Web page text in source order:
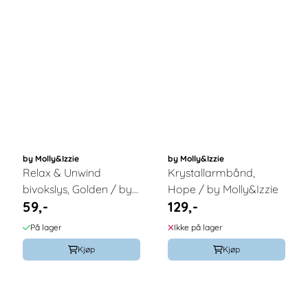
by Molly&Izzie
Relax & Unwind
bivokslys, Golden / by
Molly & Izzie
59,-
På lager
Kjøp
by Molly&Izzie
Krystallarmbånd,
Hope / by Molly&Izzie
129,-
Ikke på lager
Kjøp